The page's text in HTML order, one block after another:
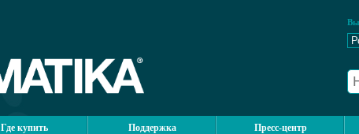
Где купить Поддержка Пресс-центр